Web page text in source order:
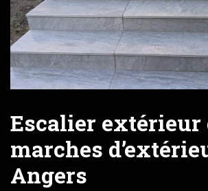
Escalier extérieur
marches
Angers